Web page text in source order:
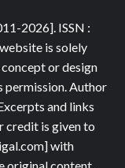
2026]. ISSN :
is solely
or design
permission. Author
and links
credit is given to
with
original content.